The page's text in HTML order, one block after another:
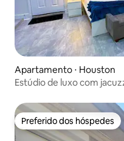
Apartamento ⋅ Houston
Estúdio de luxo com
Preferido dos hóspedes
Preferido dos hóspedes